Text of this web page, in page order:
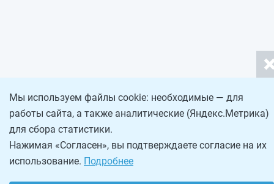
Мы используем файлы cookie: необходимые — для
работы сайта, а также аналитические (Яндекс.Метрика)
для сбора статистики.
Нажимая «Согласен», вы подтверждаете согласие на их
использование. Подробнее